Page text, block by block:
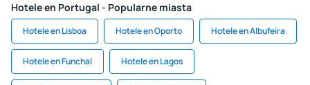
Hotele en Portugal - Popularne miasta
Hotele en Lisboa Hotele en Oporto Hotele en Albufeira
Hotele en Funchal Hotele en Lagos